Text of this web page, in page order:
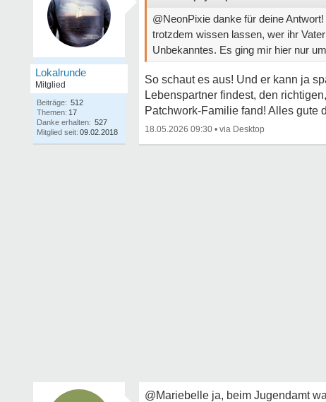
Lokalrunde
Mitglied
Beiträge: 512
Themen: 17
Danke erhalten: 527
Mitglied seit: 09.02.2018
@NeonPixie danke für deine
trotzdem wissen lassen, wer ihr
Unbekanntes. Es ging mir hier nur
So schaut es aus! Und er kann ja
Lebenspartner findest, den
Patchwork-Familie fand! Alles gute
18.05.2026 09:30 •
@Mariebelle ja, beim Jugendamt